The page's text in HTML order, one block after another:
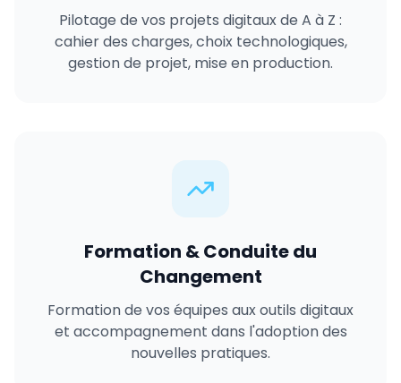
Pilotage de vos projets digitaux de A à Z :
cahier des charges, choix technologiques,
gestion de projet, mise en production.
Formation & Conduite du
Changement
Formation de vos équipes aux outils digitaux
et accompagnement dans l'adoption des
nouvelles pratiques.